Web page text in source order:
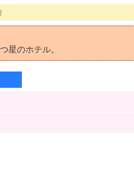
星のホテル。